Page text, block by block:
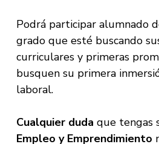
Podrá participar alumnado
grado que esté buscando
curriculares y primeras
busquen su primera
laboral.
Cualquier duda que tengas
Empleo y Emprendimiento